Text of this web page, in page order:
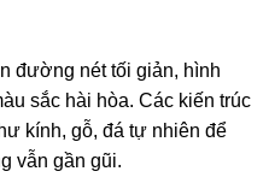
đường nét tối giản, hình
sắc hài hòa. Các kiến trúc
kính, gỗ, đá tự nhiên để
vẫn gần gũi.